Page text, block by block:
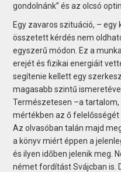
gondolnánk” és az olcsó
Egy zavaros szituáció, –
összetett kérdés nem
egyszerű módon. Ez a
erejét és fizikai energiáit
segítenie kellett egy
magasabb szintű
Természetesen –a tartalom,
mértékben az ő felelősségét
Az olvasóban talán majd
a könyv miért éppen a
és ilyen időben jelenik meg.
német fordítást Svájcban is.